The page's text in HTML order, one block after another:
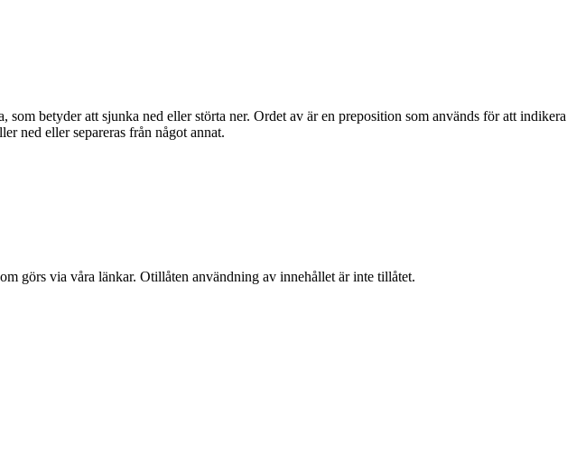
betyder att sjunka ned eller störta ner. Ordet av är en preposition som används för att indikera
ned eller separeras från något annat.
görs via våra länkar. Otillåten användning av innehållet är inte tillåtet.